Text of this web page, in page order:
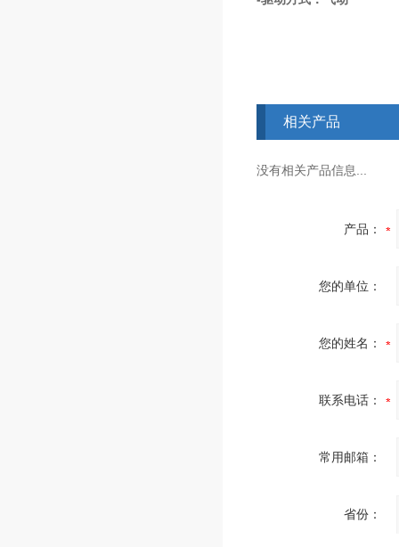
相关产品
没有相关产品信息...
产品：
您的单位：
您的姓名：
联系电话：
常用邮箱：
省份：